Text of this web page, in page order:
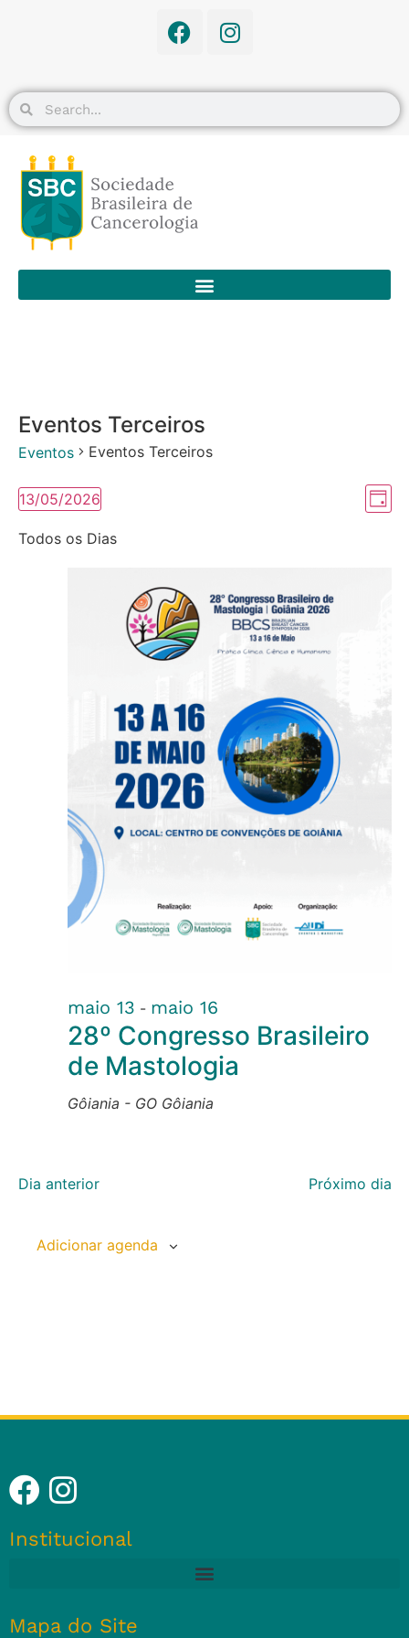
Eventos Terceiros
Eventos Eventos Terceiros
Dia
13/05/2026
Selecione
a
data.
Todos os Dias
28º Congresso Brasileiro
de Mastologia
maio 13 - maio 16
Gôiania - GO Gôiania
Dia anterior Próximo dia
Adicionar agenda
Institucional
Mapa do Site